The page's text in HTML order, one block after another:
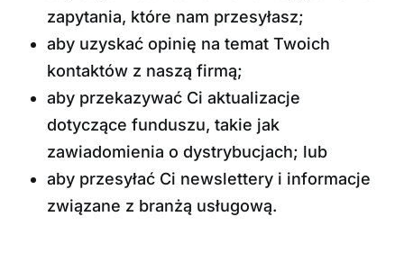
zapytania, które nam przesyłasz;
aby uzyskać opinię na temat Twoich
kontaktów z naszą firmą;
aby przekazywać Ci aktualizacje
dotyczące funduszu, takie jak
zawiadomienia o dystrybucjach; lub
aby przesyłać Ci newslettery i informacje
związane z branżą usługową.